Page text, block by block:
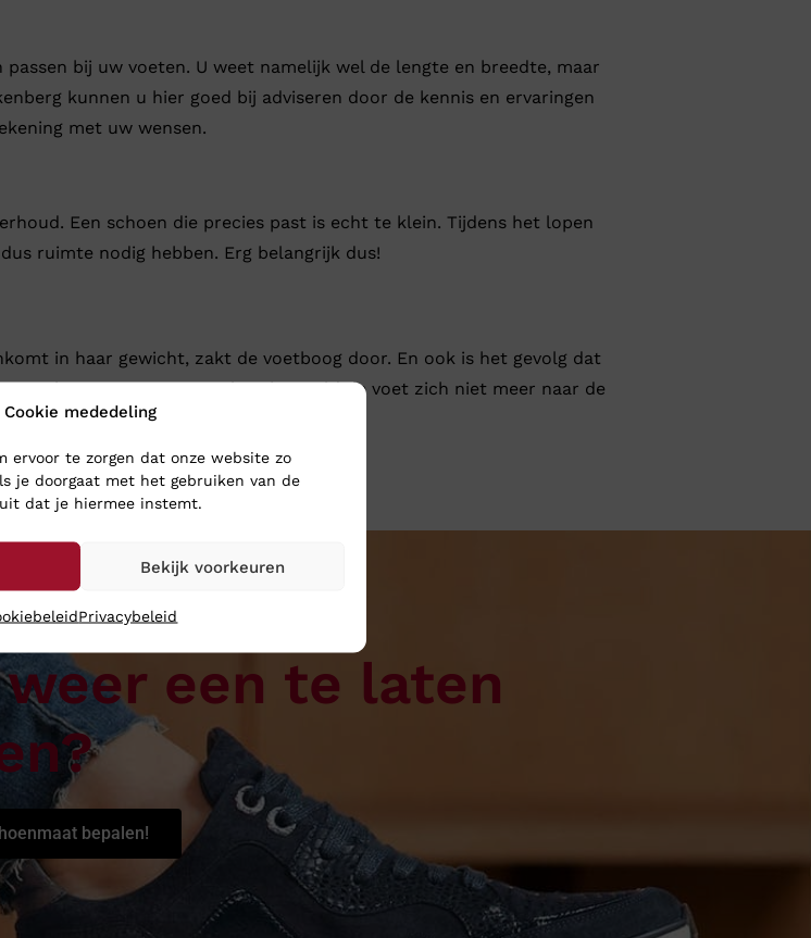
Cookie mededeling
ervoor te zorgen dat onze website zo
je doorgaat met het gebruiken van de
dat je hiermee instemt.
Bekijk voorkeuren
Privacybeleid
bij uw voeten. U weet namelijk wel de lengte en breedte, maar
kunnen u hier goed bij adviseren door de kennis en ervaringen
met uw wensen.
Een schoen die precies past is echt te klein. Tijdens het lopen
ruimte nodig hebben. Erg belangrijk dus!
in haar gewicht, zakt de voetboog door. En ook is het gevolg dat
schoenmaat groter. Helaas hersteld de voet zich niet meer naar de
een te laten
bepalen!